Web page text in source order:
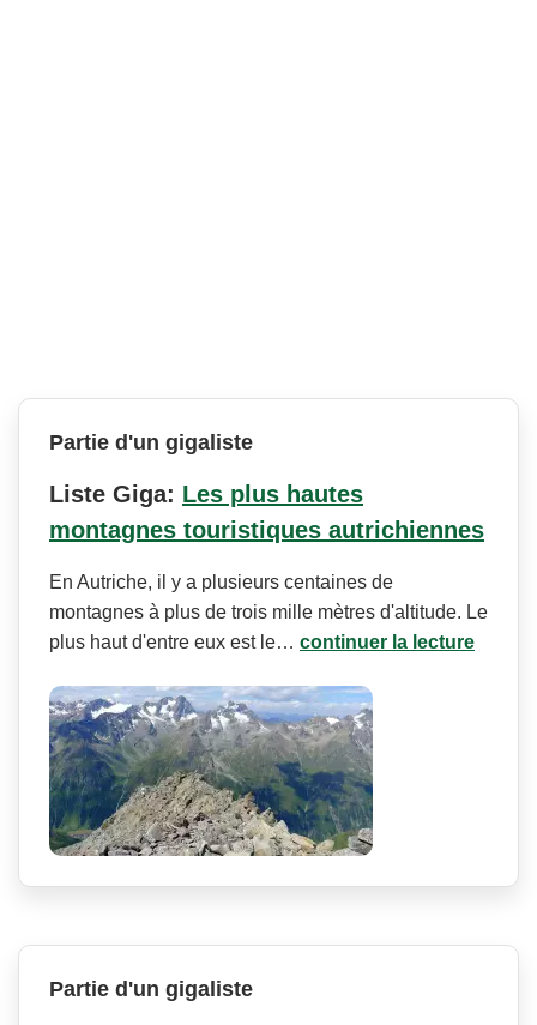
Partie d'un gigaliste
Liste Giga: Les plus hautes
montagnes touristiques autrichiennes
En Autriche, il y a plusieurs centaines de
montagnes à plus de trois mille mètres d'altitude. Le
plus haut d'entre eux est le… continuer la lecture
Partie d'un gigaliste